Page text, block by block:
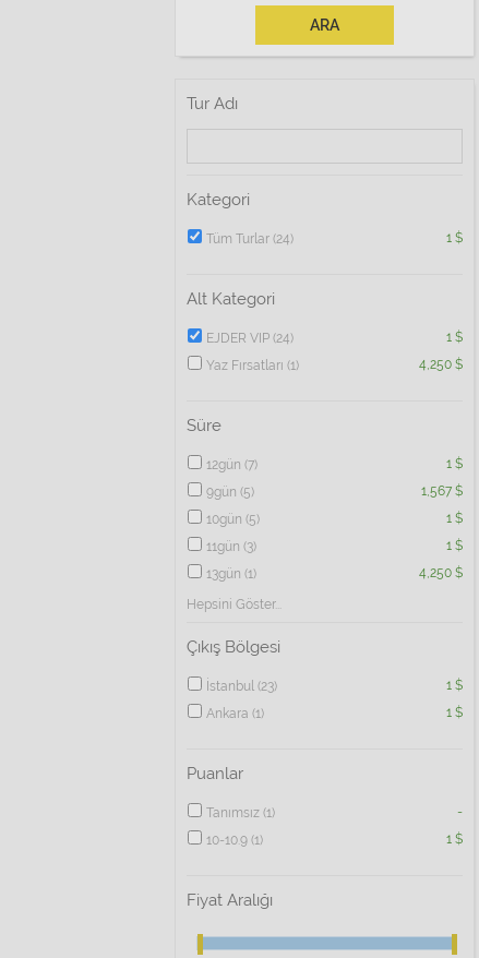
ARA
Tur Adı
Kategori
Tüm Turlar (24) 1 $
Alt Kategori
EJDER VIP (24)
1 $
Yaz Fırsatları (1) 4,250 $
Süre
12gün (7)
1 $
9gün (5)
1,567 $
10gün (5)
1 $
11gün (3)
1 $
13gün (1) 4,250 $
Hepsini Göster
Çıkış Bölgesi
İstanbul (23)
1 $
Ankara (1) 1 $
Puanlar
Tanımsız (1)
-
10-10.9 (1) 1 $
Fiyat Aralığı